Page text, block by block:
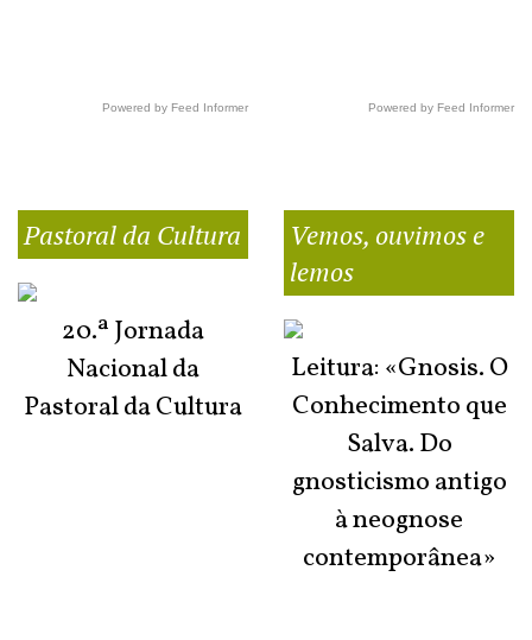
Powered by Feed Informer Powered by Feed Informer
Pastoral da Cultura
20.ª Jornada
Nacional da
Pastoral da Cultura
Vemos, ouvimos e
lemos
Leitura: «Gnosis. O
Conhecimento que
Salva. Do
gnosticismo antigo
à neognose
contemporânea»